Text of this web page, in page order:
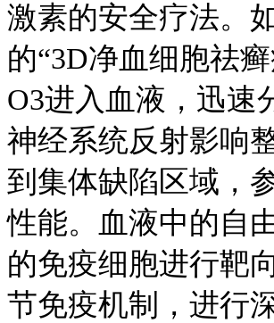
激素的安全疗法。
的“3D净血细胞祛
O3进入血液，迅速
神经系统反射影响
到集体缺陷区域，
性能。血液中的自
的免疫细胞进行靶
节免疫机制，进行